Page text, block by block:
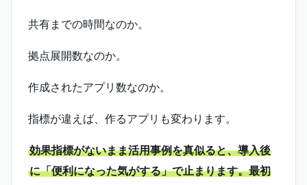
共有までの時間なのか。
拠点展開数なのか。
作成されたアプリ数なのか。
指標が違えば、作るアプリも変わります。
効果指標がないまま活用事例を真似ると、導入後
に「便利になった気がする」で止まります。最初